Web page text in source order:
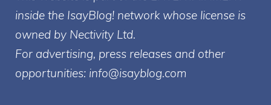
inside the IsayBlog! network whose license is
owned by Nectivity Ltd.
For advertising, press releases and other
opportunities: info@isayblog.com